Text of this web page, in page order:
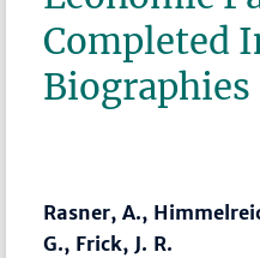
Completed
Rasner, A.,
G., Frick, J. R.